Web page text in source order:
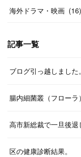
海外ドラマ・映画 (16)
記事一覧
ブログ引っ越しました。
腸内細菌叢（フローラ
高市新総裁で一旦後退
区の健康診断結果。